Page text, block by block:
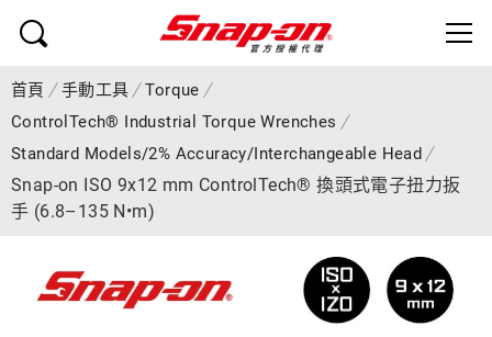
首頁 手動工具
Torque
ControlTech® Industrial Torque Wrenches
Standard Models/2% Accuracy/Interchangeable Head
Snap-on ISO 9x12 mm ControlTech® 換頭式電子扭力扳
手 (6.8–135 N•m)